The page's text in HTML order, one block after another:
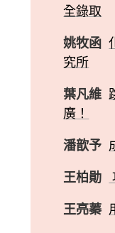
全錄取
姚牧函
究所
葉凡維
廣！
潘歆予
王柏勛
王亮蓁